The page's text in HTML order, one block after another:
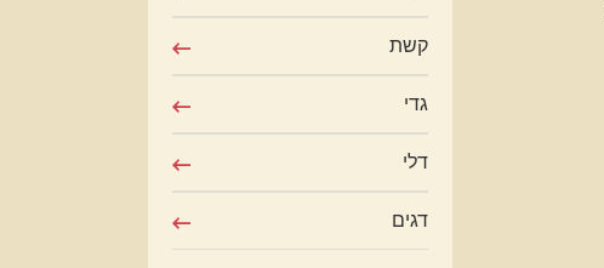
קשת
גדי
דלי
דגים